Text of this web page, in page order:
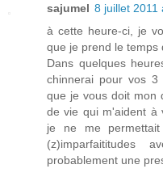
sajumel 8 juillet 2011
à cette heure-ci, je
que je prend le temps
Dans quelques
chinnerai pour vos 3
que je vous doit mon
de vie qui m'aident à
je ne me
(z)imparfaititudes
probablement une